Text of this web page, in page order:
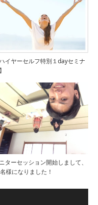
ハイヤーセルフ特別１dayセミナ
ターセッション開始しまして、
様になりました！